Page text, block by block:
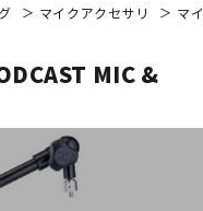
アコギ/エレアコ
マイクアクセサリ マ
MIC &